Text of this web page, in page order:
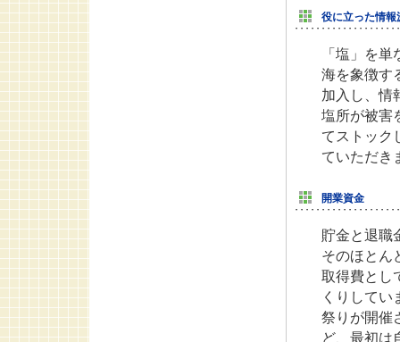
役に立った情報
「塩」を
海を象徴す
加入し、情
塩所が被害
てストック
ていただき
開業資金
貯金と退職
そのほとん
取得費とし
くりしてい
祭りが開催
ど、最初は